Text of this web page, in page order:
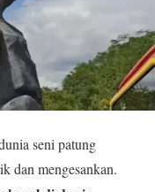
seni patung
dan mengesankan.